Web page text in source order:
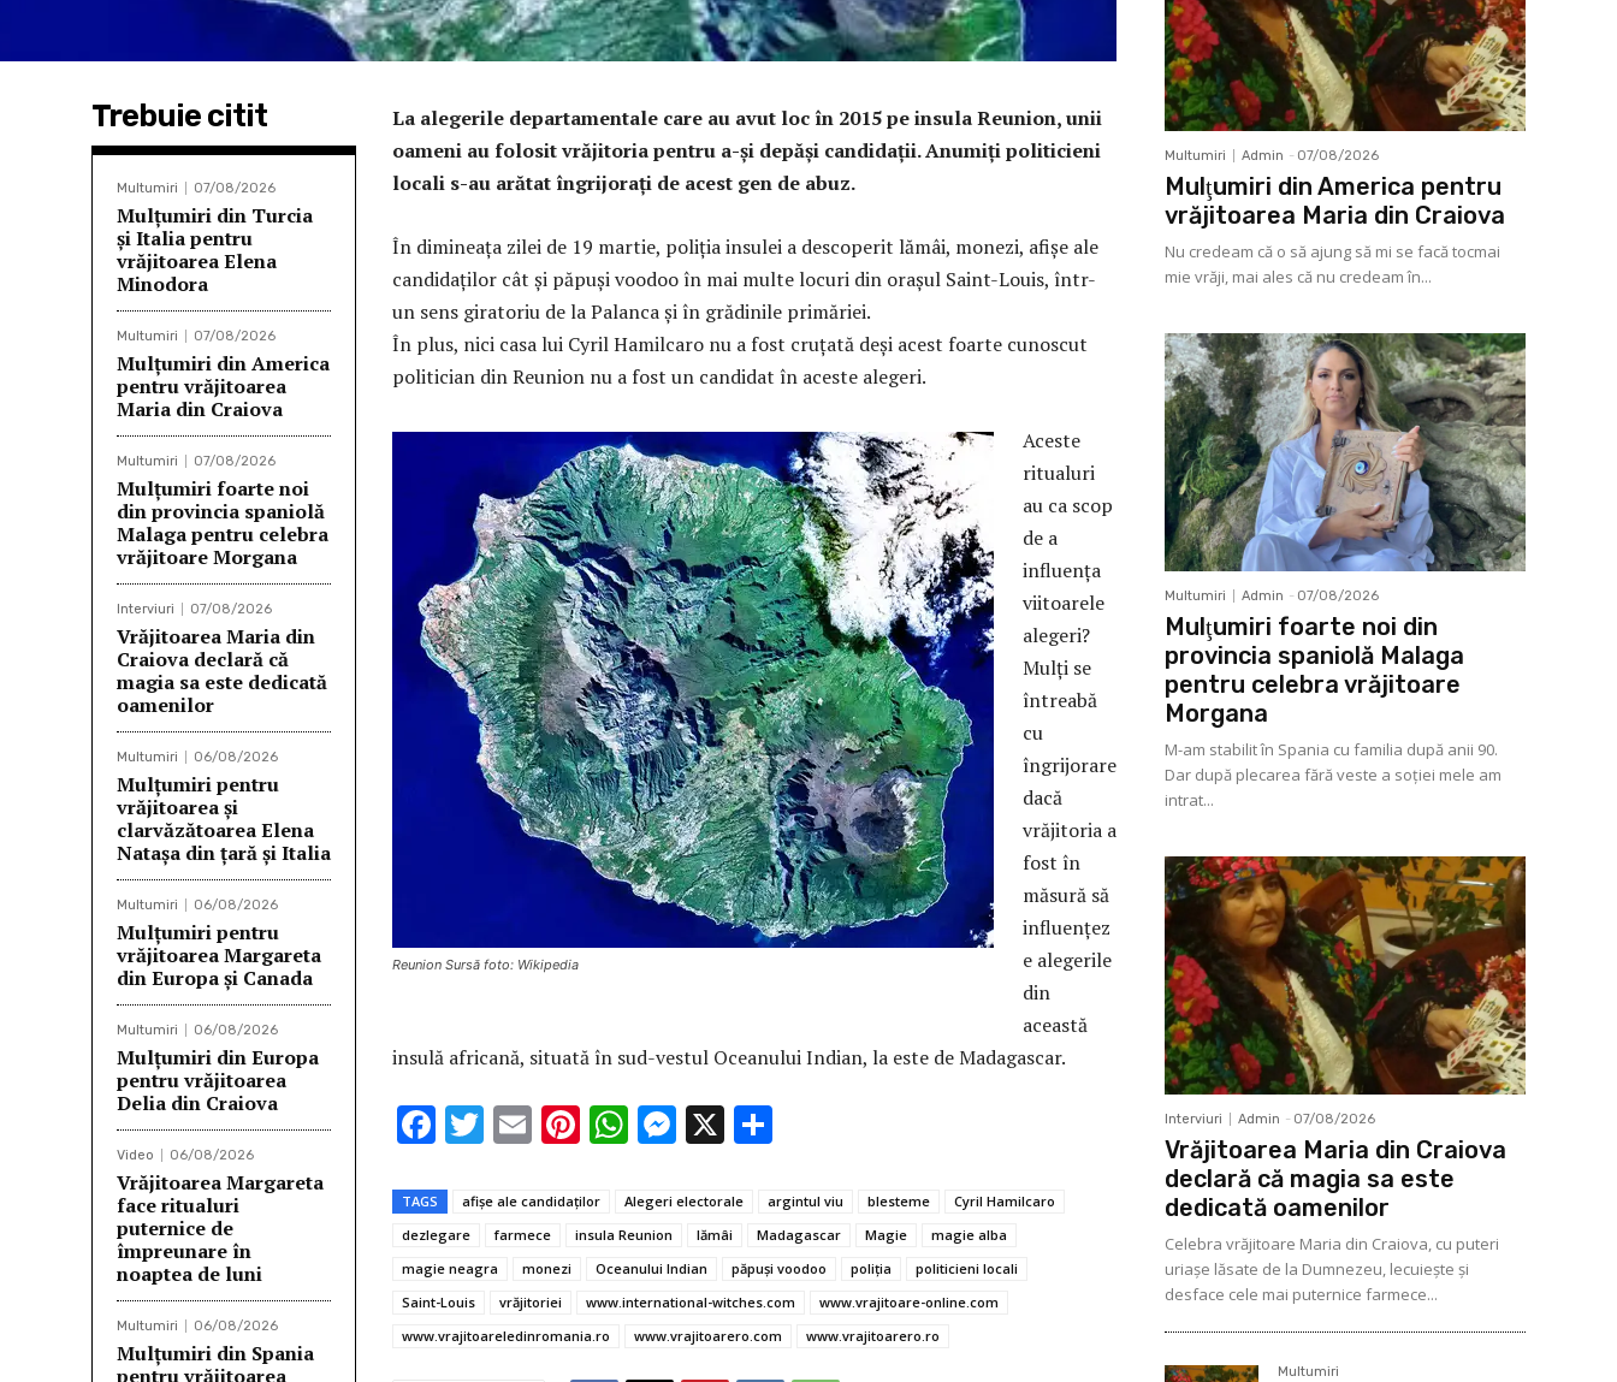
Trebuie citit
Multumiri 07/08/2026
Mulţumiri din Turcia
și Italia pentru
vrăjitoarea Elena
Minodora
Multumiri 07/08/2026
Mulţumiri din America
pentru vrăjitoarea
Maria din Craiova
Multumiri 07/08/2026
Mulţumiri foarte noi
din provincia spaniolă
Malaga pentru celebra
vrăjitoare Morgana
Interviuri 07/08/2026
Vrăjitoarea Maria din
Craiova declară că
magia sa este dedicată
oamenilor
Multumiri 06/08/2026
Mulţumiri pentru
vrăjitoarea și
clarvăzătoarea Elena
Natașa din țară și Italia
Multumiri 06/08/2026
Mulţumiri pentru
vrăjitoarea Margareta
din Europa și Canada
Multumiri 06/08/2026
Mulţumiri din Europa
pentru vrăjitoarea
Delia din Craiova
Video 06/08/2026
Vrăjitoarea Margareta
face ritualuri
puternice de
împreunare în
noaptea de luni
Multumiri 06/08/2026
Mulţumiri din Spania
pentru vrăjitoarea
La alegerile departamentale care au avut loc în 2015 pe insula Reunion, unii
oameni au folosit vrăjitoria pentru a-şi depăși candidații. Anumiţi politicieni
locali s-au arătat îngrijorați de acest gen de abuz.
În dimineața zilei de 19 martie, poliția insulei a descoperit lămâi, monezi, afişe ale
candidaților cât și păpuși voodoo în mai multe locuri din orașul Saint-Louis, într-
un sens giratoriu de la Palanca și în grădinile primăriei.
În plus, nici casa lui Cyril Hamilcaro nu a fost cruțată deşi acest foarte cunoscut
politician din Reunion nu a fost un candidat în aceste alegeri.
Reunion Sursă foto: Wikipedia
Aceste
ritualuri
au ca scop
de a
influența
viitoarele
alegeri?
Mulţi se
întreabă
cu
îngrijorare
dacă
vrăjitoria a
fost în
măsură să
influențez
e alegerile
din
această
insulă africană, situată în sud-vestul Oceanului Indian, la este de Madagascar.
F
e
b
o
o
k
T
it
te
r
E
ai
l
Pi
er
es
W
at
s
A
p
p
M
se
n
g
er
X
ta
je
az
ă
TAGS afişe ale candidaților Alegeri electorale argintul viu blesteme
Cyril Hamilcaro
dezlegare
farmece insula Reunion lămâi Madagascar Magie
magie alba
magie neagra
monezi Oceanului Indian păpuși voodoo poliția
politicieni locali
Saint-Louis
vrăjitoriei www.international-witches.com
www.vrajitoare-online.com
www.vrajitoareledinromania.ro
www.vrajitoarero.com www.vrajitoarero.ro
Multumiri Admin - 07/08/2026
Mulţumiri din America pentru
vrăjitoarea Maria din Craiova
Nu credeam că o să ajung să mi se facă tocmai
mie vrăji, mai ales că nu credeam în...
Multumiri Admin - 07/08/2026
Mulţumiri foarte noi din
provincia spaniolă Malaga
pentru celebra vrăjitoare
Morgana
M-am stabilit în Spania cu familia după anii 90.
Dar după plecarea fără veste a soţiei mele am
intrat...
Interviuri Admin - 07/08/2026
Vrăjitoarea Maria din Craiova
declară că magia sa este
dedicată oamenilor
Celebra vrăjitoare Maria din Craiova, cu puteri
uriașe lăsate de la Dumnezeu, lecuieşte şi
desface cele mai puternice farmece...
Multumiri